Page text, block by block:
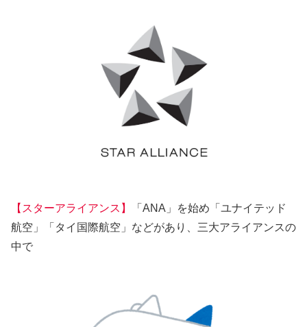
【スターアライアンス】
「ANA」を始め「ユナイテッド
航空」「タイ国際航空」などがあり、三大アライアンスの
中で